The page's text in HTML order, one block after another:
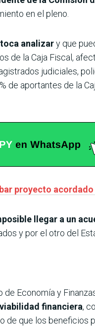
en el pleno.
analizary que
de la Caja Fiscal,
judiciales,
aportantes de la
proyecto
llegar a un
y por el otro del
Economía y
financiera,
de que los beneficios